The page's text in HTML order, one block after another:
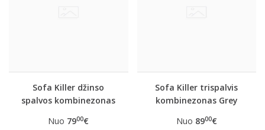
Sofa Killer džinso
spalvos kombinezonas
Nuo 7900€
Sofa Killer trispalvis
kombinezonas Grey
Nuo 8900€